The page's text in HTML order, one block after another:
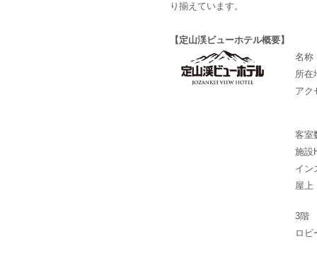
り揃えています。
【定山渓ビューホテル概要】
名称
所在
アク
客室
施設
イン
屋上
3階
ロビ